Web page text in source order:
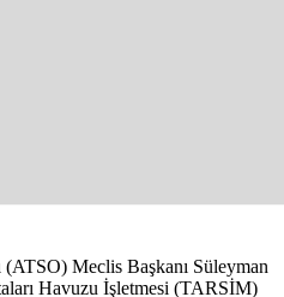
Meclis Başkanı Süleyman
Havuzu İşletmesi (TARSİM)